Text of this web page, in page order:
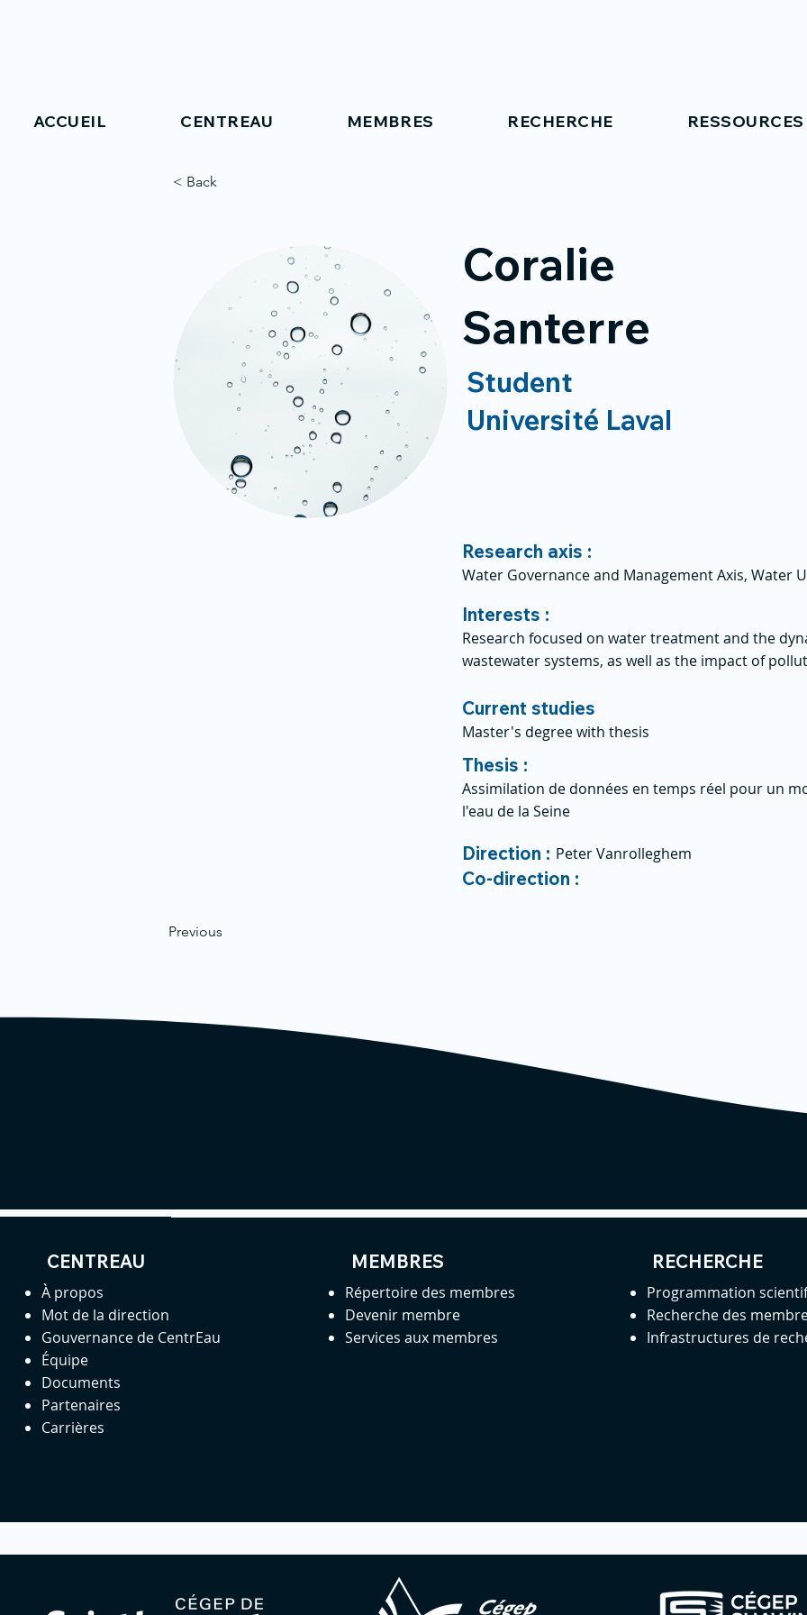
ACCUEIL CENTREAU MEMBRES RECHERCHE RESSOURCES
< Back
Coralie
Santerre
Student
Université Laval
Research axis :
Water Governance and Management Axis, Water
Interests :
Research focused on water treatment and the
wastewater systems, as well as the impact of
Current studies
Master's degree with thesis
Thesis :
Assimilation de données en temps réel pour un
l'eau de la Seine
Previous
Direction : Peter Vanrolleghem
Co-direction :
CENTREAU
À propos
Mot de la direction
Gouvernance de CentrEau
Équipe
Documents
Partenaires
Carrières
MEMBRES
Répertoire des membres
Devenir membre
Services aux membres
RECHERCHE
Programmation
Recherche des
Infrastructures de